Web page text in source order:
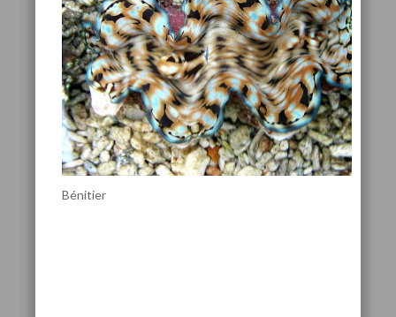
Canthigaster valentini
Détails
Bénitier